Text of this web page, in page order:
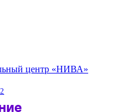
центр «НИВА»